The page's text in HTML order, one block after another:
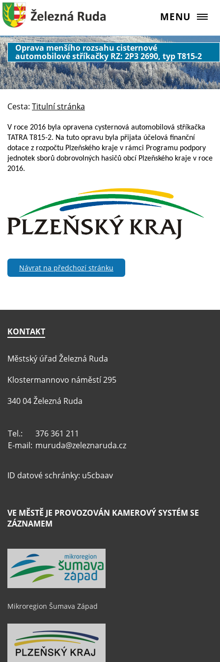
MENU
Oprava menšího rozsahu cisternové
automobilové stříkačky RZ: 2P3 2690, typ T815-2
Cesta: Titulní stránka
V roce 2016 byla opravena cysternová automobilová stříkačka
TATRA T815-2. Na tuto opravu byla přijata účelová finanční
dotace z rozpočtu Plzeňského kraje v rámci Programu podpory
jednotek sborů dobrovolných hasičů obcí Plzeňského kraje v roce
2016.
Návrat na předchozí stránku
KONTAKT
Městský úřad Železná Ruda
Klostermannovo náměstí 295
340 04 Železná Ruda
Tel.:
376 361 211
E-mail: muruda@zeleznaruda.cz
ID datové schránky: u5cbaav
VE MĚSTĚ JE PROVOZOVÁN KAMEROVÝ SYSTÉM SE
ZÁZNAMEM
Mikroregion Šumava Západ